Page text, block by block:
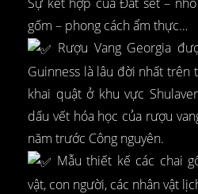
gốm – phong cách ẩm thực…
Rượu Vang Georgia
Guinness là lâu đời nhất trên
khai quật ở khu vực
dấu vết hóa học của rượu
năm trước Công nguyên.
Mẫu thiết kế các chai
vật, con người, các nhân vật